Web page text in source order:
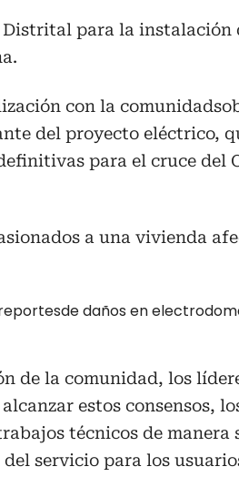
Distrital para la instalación
con la
del proyecto eléctrico,
para el cruce del
a una vivienda
daños en
de la comunidad, los
estos consensos,
técnicos de manera
servicio para los